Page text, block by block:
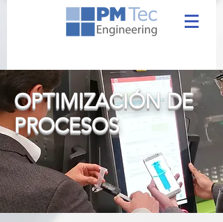
OPTIMIZACIÓN DE
PROCESOS